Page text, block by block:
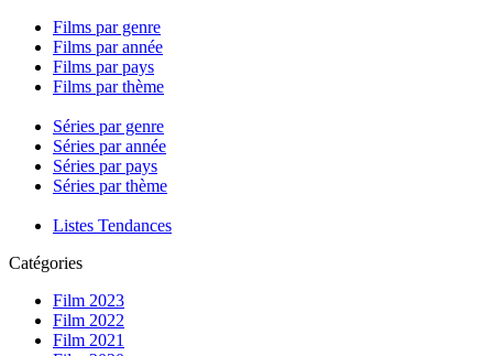
Films par genre
Films par année
Films par pays
Films par thème
Séries par genre
Séries par année
Séries par pays
Séries par thème
Listes Tendances
Catégories
Film 2023
Film 2022
Film 2021